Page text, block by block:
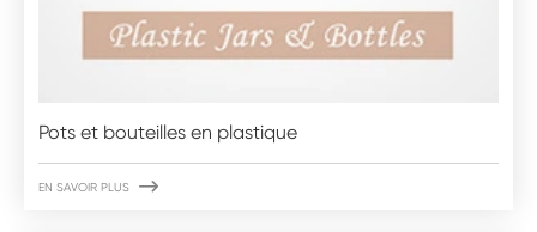
Pots et bouteilles en plastique
EN SAVOIR PLUS 